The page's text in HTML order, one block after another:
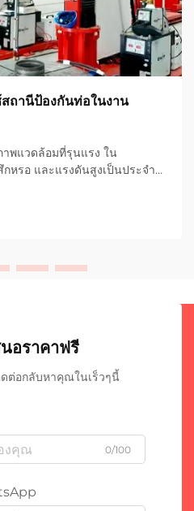
ถานีป้องกันท่อในงาน
พแวดล้อมที่รุนแรง ใน
หรอ และแรงดันสูงเป็นประจำ
ำเนินงาน สถานีป้องกันการ
อราคาฟรี
ต่อกลับหาคุณในเร็วๆนี้
0/100